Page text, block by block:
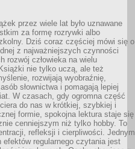
przez wiele lat było uznawane
za formę rozrywki albo
Dziś coraz częściej mówi się o
z najważniejszych czynności
rozwój człowieka na wielu
nie tylko uczą, ale też
rozwijają wyobraźnię,
słownictwa i pomagają lepiej
W czasach, gdy ogromna część
do nas w krótkiej, szybkiej i
formie, spokojna lektura staje się
cenniejszym niż tylko hobby. To
refleksji i cierpliwości. Jednym
efektów regularnego czytania jest